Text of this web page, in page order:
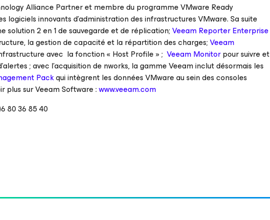
Alliance Partneret membre du programmeVMware Ready
logiciels innovants d’administration des infrastructures VMware. Sa suite
solution 2 en 1 de sauvegarde et de réplication;Veeam Reporter Enterprise
la gestion de capacité et la répartition des charges;Veeam
avec la fonction « Host Profile » ; Veeam Monitorpour suivre et
; avec l’acquisition de nworks, la gamme Veeam inclut désormais les
Packqui intègrent les données VMware au sein des consoles
plus sur Veeam Software :www.veeam.com
80 36 85 40